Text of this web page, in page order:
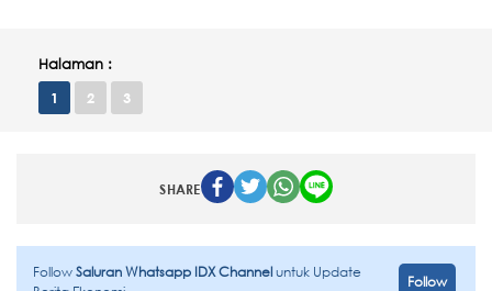
Halaman :
1 2 3
SHARE
FollowSaluran Whatsapp IDX Channeluntuk Update
Follow